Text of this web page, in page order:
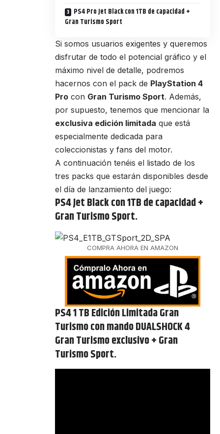
PS4 Pro Jet Black con 1TB de capacidad +
Gran Turismo Sport
Si somos usuarios exigentes y queremos
disfrutar de todo el potencial gráfico y el
máximo nivel de detalle, podremos
hacernos con el pack de PlayStation 4
Pro con Gran Turismo Sport. Además,
por supuesto, tenemos que mencionar la
exclusiva edición limitada que está
especialmente dedicada para
coleccionistas y fans del motor.
A continuación tenéis el listado de los
tres packs que estarán disponibles desde
el día de lanzamiento del juego:
PS4 Jet Black con 1TB de capacidad +
Gran Turismo Sport.
COMPRA AHORA EN AMAZON
PS4 1 TB Edición Limitada Gran
Turismo con mando DUALSHOCK 4
Gran Turismo exclusivo + Gran
Turismo Sport.